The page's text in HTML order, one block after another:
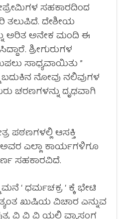
ಸಹಕಾರದಿಂದ
ತಲುಪಿದೆ. ದೇಶೀಯ
ಅರಿತ ಅನೇಕ ಮಂದಿ ಈ
ಶ್ರೀಗುರುಗಳ
ಸಾಧ್ಯವಾಯಿತು ”
ಬದುಕಿನ ನೋವು ನಲಿವುಗಳ
ಚರಣಗಳನ್ನು ದೃಢವಾಗಿ
ಪಠಣಗಳಲ್ಲಿ ಆಸಕ್ತಿ
ಎಲ್ಲಾ ಕಾರ್ಯಗಳಿಗೂ
ಸಹಕಾರವಿದೆ.
ಮನೆ ‘ ಧರ್ಮಚಕ್ರ ‘ ಕ್ಕೆ ಭೇಟಿ
ಖುಷಿಯ ವಿಚಾರ ಎನ್ನುವ